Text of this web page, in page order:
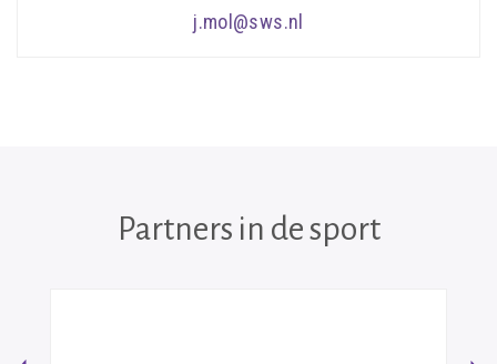
j.mol@sws.nl
Partners in de sport